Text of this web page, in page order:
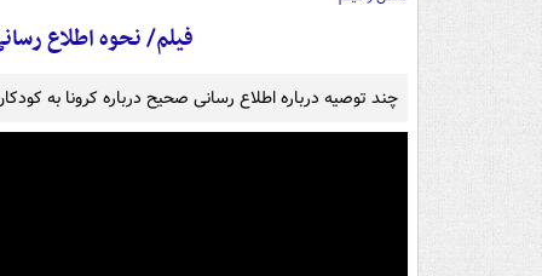
فیلم/ نحوه اطلاع
چند توصیه درباره اطلاع رسانی صحیح درباره کرونا به